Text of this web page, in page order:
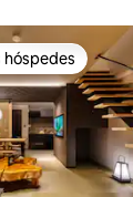
preferidos dos
hóspedes